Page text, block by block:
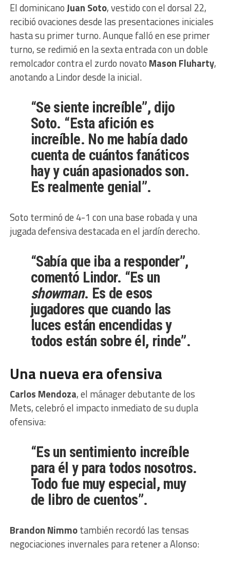
El dominicanoJuan Soto, vestido con el dorsal 22,
recibió ovaciones desde las presentaciones iniciales
hasta su primer turno. Aunque falló en ese primer
turno, se redimió en la sexta entrada con un doble
remolcador contra el zurdo novato Mason Fluharty,
anotando a Lindor desde la inicial.
“Se siente increíble”, dijo
Soto. “Esta afición es
increíble. No me había dado
cuenta de cuántos fanáticos
hay y cuán apasionados son.
Es realmente genial”.
Soto terminó de 4-1 con una base robada y una
jugada defensiva destacada en el jardín derecho.
“Sabía que iba a responder”,
comentó Lindor. “Es un
showman. Es de esos
jugadores que cuando las
luces están encendidas y
todos están sobre él, rinde”.
Una nueva era ofensiva
Carlos Mendoza, el mánager debutante de los
Mets, celebró el impacto inmediato de su dupla
ofensiva:
“Es un sentimiento increíble
para él y para todos nosotros.
Todo fue muy especial, muy
de libro de cuentos”.
Brandon Nimmotambién recordó las tensas
negociaciones invernales para retener a Alonso: